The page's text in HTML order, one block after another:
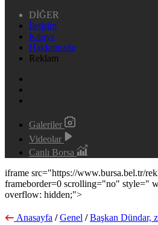
DİĞER
İletişim
Künye
Hakkımızda
Reklam
Galeriler
Videolar
Canlı Borsa
iframe src="https://www.bursa.bel.tr/
frameborder=0 scrolling="no" style=" width: 720px; height:400px;
overflow: hidden;">
Anasayfa / Genel / Başkan Dündar,